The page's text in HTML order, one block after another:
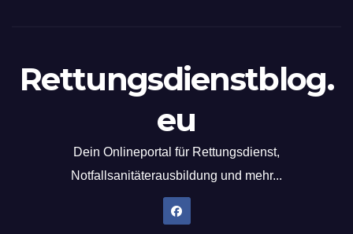
Rettungsdienstblog.
eu
Dein Onlineportal für Rettungsdienst,
Notfallsanitäterausbildung und mehr...